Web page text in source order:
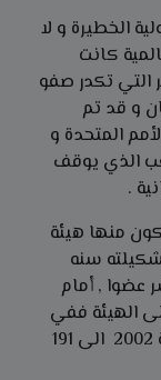
الخطيرة و لا
كانت
تكدر صفو
و قد تم
المتحدة و
الذي يوقف
.
منها هيئة
سنه
عضوا , أمام
الهيئة ففي
سنة 1973 بلغ عدد أعضائها 136 دولة سنة 2002 الى 191